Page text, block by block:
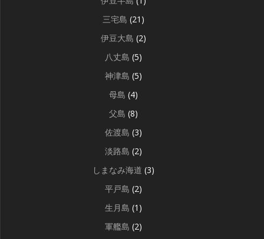
三宅島 (21)
伊豆大島 (2)
八丈島 (5)
神津島 (5)
母島 (4)
父島 (8)
佐渡島 (3)
淡路島 (2)
しまなみ海道 (3)
平戸島 (2)
生月島 (1)
軍艦島 (2)